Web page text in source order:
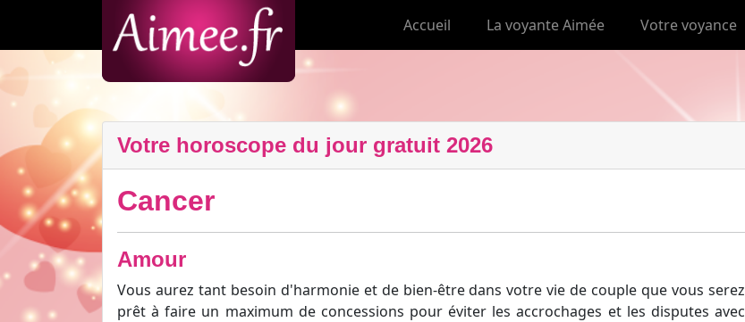
Accueil La voyante Aimée Votre voyance
Votre horoscope du jour gratuit 2026
Cancer
Amour
Vous aurez tant besoin d'harmonie et de bien-être dans votre vie de couple que vous serez
prêt à faire un maximum de concessions pour éviter les accrochages et les disputes avec